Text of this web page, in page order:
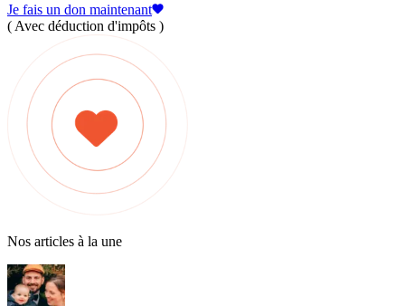
Je fais un don maintenant
( Avec déduction d'impôts )
Nos articles à la une